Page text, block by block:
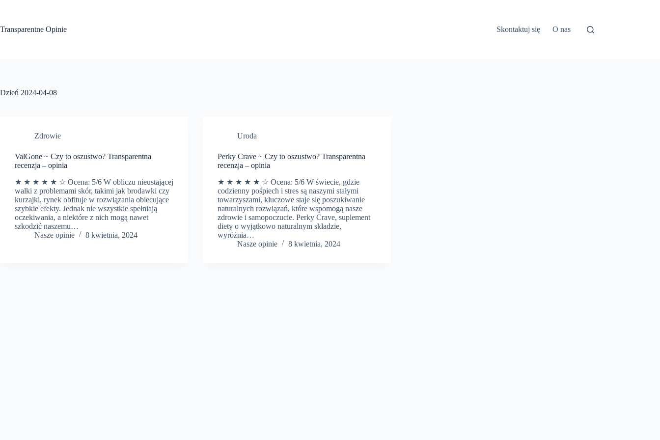
Transparentne Opinie
Skontaktuj się O nas
Dzień 2024-04-08
Zdrowie
ValGone ~ Czy to oszustwo? Transparentna
recenzja – opinia
★ ★ ★ ★ ★ ☆ Ocena: 5/6 W obliczu nieustającej
walki z problemami skór, takimi jak brodawki czy
kurzajki, rynek obfituje w rozwiązania obiecujące
szybkie efekty. Jednak nie wszystkie spełniają
oczekiwania, a niektóre z nich mogą nawet
szkodzić naszemu…
Nasze opinie
8 kwietnia, 2024
Uroda
Perky Crave ~ Czy to oszustwo? Transparentna
recenzja – opinia
★ ★ ★ ★ ★ ☆ Ocena: 5/6 W świecie, gdzie
codzienny pośpiech i stres są naszymi stałymi
towarzyszami, kluczowe staje się poszukiwanie
naturalnych rozwiązań, które wspomogą nasze
zdrowie i samopoczucie. Perky Crave, suplement
diety o wyjątkowo naturalnym składzie,
wyróżnia…
Nasze opinie
8 kwietnia, 2024